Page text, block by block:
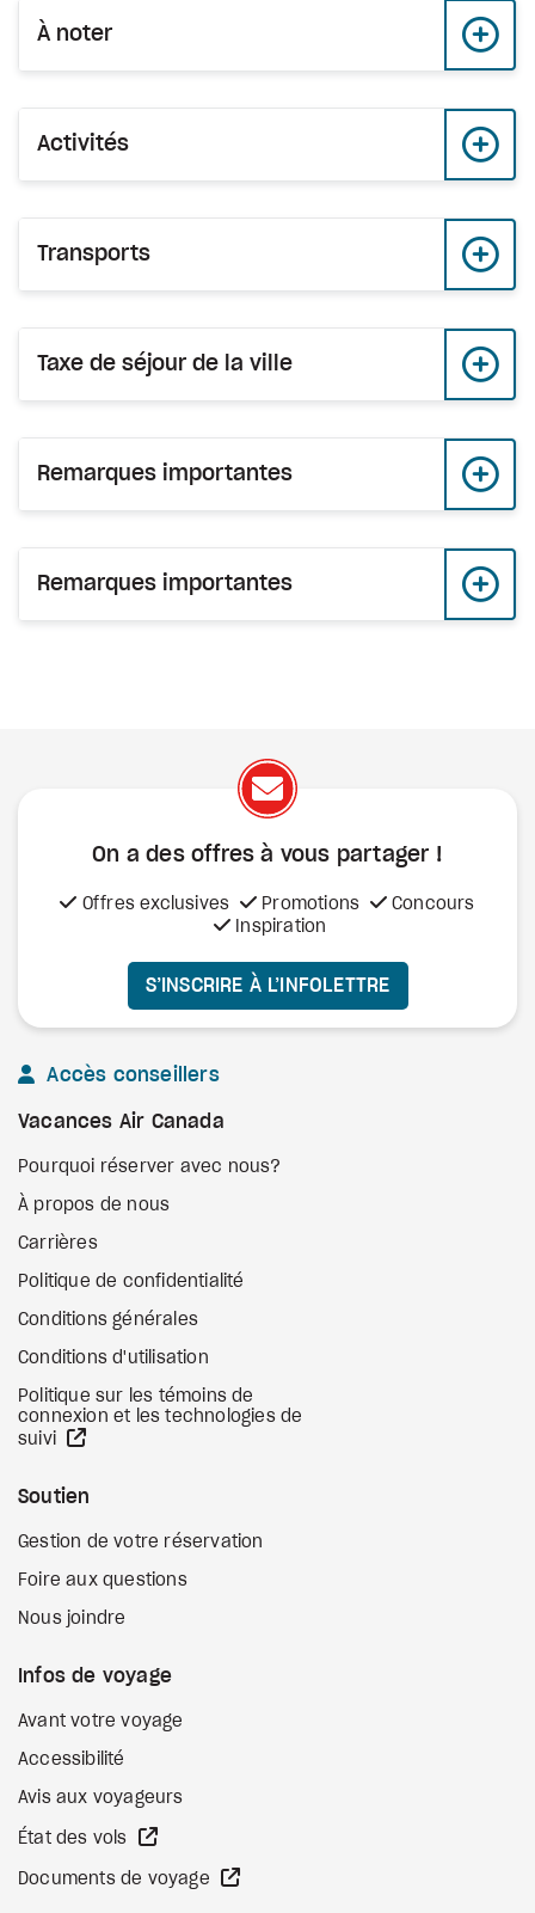
À noter
Activités
Transports
Taxe de séjour de la ville
Remarques importantes
Remarques importantes
On a des offres à vous partager !
Offres exclusives Promotions
Concours
Inspiration
S’INSCRIRE À L’INFOLETTRE
Accès conseillers
Vacances Air Canada
Pourquoi réserver avec nous?
À propos de nous
Carrières
Politique de confidentialité
Conditions générales
Conditions d'utilisation
Politique sur les témoins de
connexion et les technologies de
suivi
Soutien
Gestion de votre réservation
Foire aux questions
Nous joindre
Infos de voyage
Avant votre voyage
Accessibilité
Avis aux voyageurs
État des vols
Documents de voyage